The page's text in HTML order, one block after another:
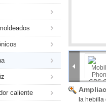
caliente
la hebilla